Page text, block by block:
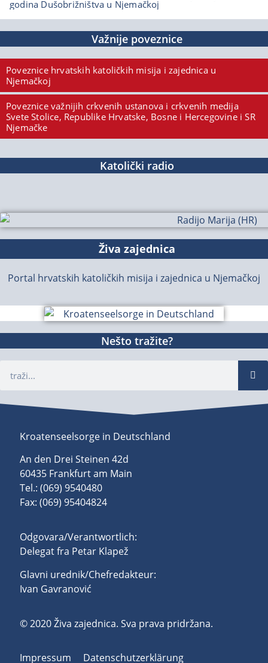
godina Dušobrižništva u Njemačkoj
Važnije poveznice
Poveznice hrvatskih katoličkih misija i zajednica u
Njemačkoj
Poveznice važnijih crkvenih ustanova i crkvenih medija
Svete Stolice, Republike Hrvatske, Bosne i Hercegovine i SR
Njemačke
Katolički radio
Živa zajednica
Portal hrvatskih katoličkih misija i zajednica u Njemačkoj
Nešto tražite?
Kroatenseelsorge in Deutschland
An den Drei Steinen 42d
60435 Frankfurt am Main
Tel.: (069) 9540480
Fax: (069) 95404824
Odgovara/Verantwortlich:
Delegat fra Petar Klapež
Glavni urednik/Chefredakteur:
Ivan Gavranović
© 2020 Živa zajednica. Sva prava pridržana.
Impressum
Datenschutzerklärung